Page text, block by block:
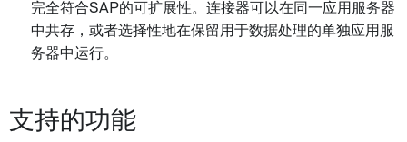
完全符合SAP的可扩展性。连接器可以在同一应用服务器
中共存，或者选择性地在保留用于数据处理的单独应用服
务器中运行。
支持的功能